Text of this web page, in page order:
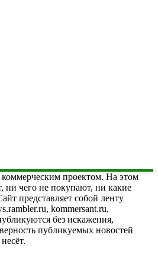
проектом. На этом
ни чего не покупают, ни какие
представляет собой ленту
kommersant.ru,
без искажения,
публикуемых новостей